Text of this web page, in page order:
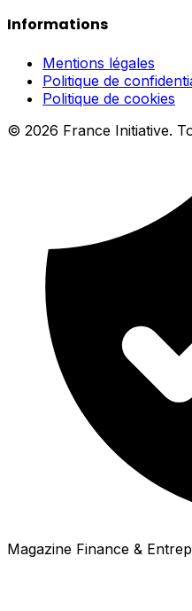
Informations
Mentions légales
Politique de
Politique de cookies
© 2026 France Initiative.
Magazine Finance &